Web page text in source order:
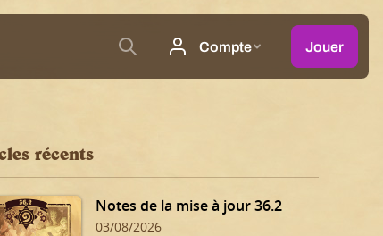
récents
Notes de la mise à jour 36.2
03/08/2026